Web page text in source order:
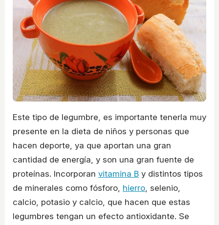
Este tipo de legumbre, es importante tenerla muy
presente en la dieta de niños y personas que
hacen deporte, ya que aportan una gran
cantidad de energía, y son una gran fuente de
proteínas. Incorporan vitamina B y distintos tipos
de minerales como fósforo, hierro, selenio,
calcio, potasio y calcio, que hacen que estas
legumbres tengan un efecto antioxidante. Se